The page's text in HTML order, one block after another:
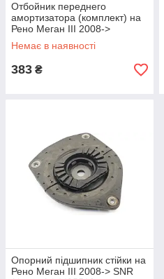
Отбойник переднего
амортизатора (комплект) на
Рено Меган III 2008->
MONROE (Бельгия) PK190
Немає в наявності
383 ₴
Опорний підшипник стійки на
Рено Меган III 2008-> SNR